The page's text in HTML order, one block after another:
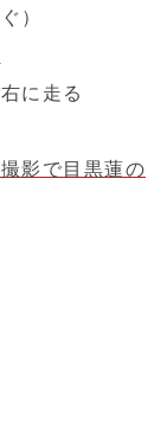
）
に走る
影で目黒蓮の